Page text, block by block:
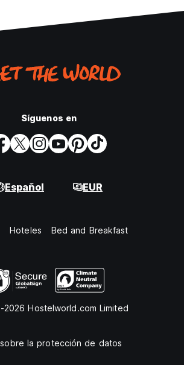
Síguenos en
Español EUR
Hoteles Bed and Breakfast
Hostelworld.com Limited
la protección de datos